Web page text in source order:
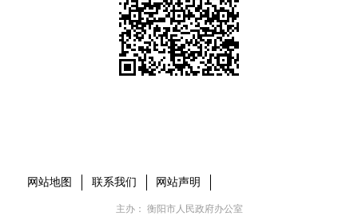
网站地图 联系我们 网站声明
主办： 衡阳市人民政府办公室